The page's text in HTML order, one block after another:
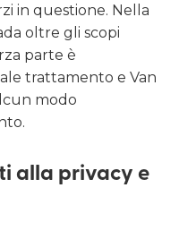
in questione. Nella
oltre gli scopi
parte è
trattamento e Van
modo
alla privacy e